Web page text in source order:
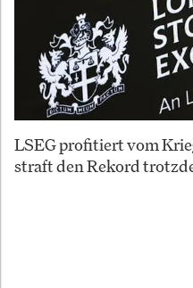
LSEG profitiert vom
straft den Rekord